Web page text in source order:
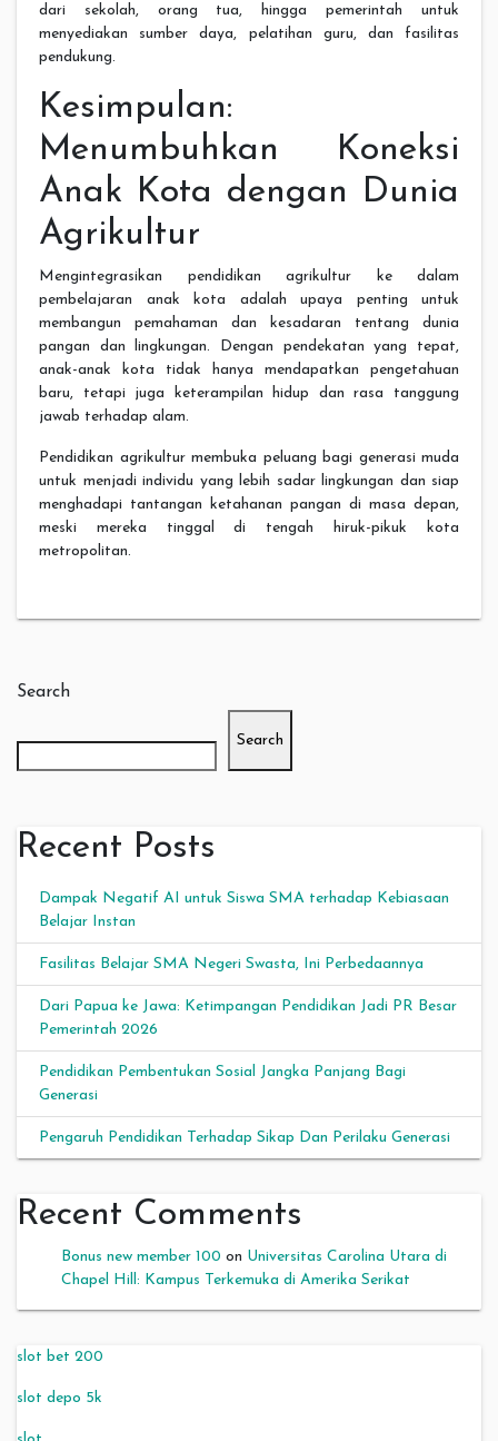
dari sekolah, orang tua, hingga pemerintah untuk
menyediakan sumber daya, pelatihan guru, dan fasilitas
pendukung.
Kesimpulan:
Menumbuhkan Koneksi
Anak Kota dengan Dunia
Agrikultur
Mengintegrasikan pendidikan agrikultur ke dalam
pembelajaran anak kota adalah upaya penting untuk
membangun pemahaman dan kesadaran tentang dunia
pangan dan lingkungan. Dengan pendekatan yang tepat,
anak-anak kota tidak hanya mendapatkan pengetahuan
baru, tetapi juga keterampilan hidup dan rasa tanggung
jawab terhadap alam.
Pendidikan agrikultur membuka peluang bagi generasi muda
untuk menjadi individu yang lebih sadar lingkungan dan siap
menghadapi tantangan ketahanan pangan di masa depan,
meski mereka tinggal di tengah hiruk-pikuk kota
metropolitan.
Search
Search
Recent Posts
Dampak Negatif AI untuk Siswa SMA terhadap Kebiasaan
Belajar Instan
Fasilitas Belajar SMA Negeri Swasta, Ini Perbedaannya
Dari Papua ke Jawa: Ketimpangan Pendidikan Jadi PR Besar
Pemerintah 2026
Pendidikan Pembentukan Sosial Jangka Panjang Bagi
Generasi
Pengaruh Pendidikan Terhadap Sikap Dan Perilaku Generasi
Recent Comments
Bonus new member 100 on Universitas Carolina Utara di
Chapel Hill: Kampus Terkemuka di Amerika Serikat
slot bet 200
slot depo 5k